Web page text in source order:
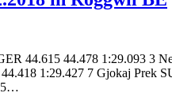
44.615 44.478 1:29.093 3
1:29.427 7 Gjokaj Prek